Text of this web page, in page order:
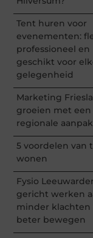
Tent huren voor
evenementen:
professioneel en
geschikt voor
gelegenheid
Marketing
groeien met een
regionale aanpak
5 voordelen van
wonen
Fysio
gericht werken
minder klachten
beter bewegen